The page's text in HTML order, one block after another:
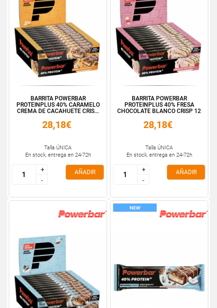
BARRITA POWERBAR
PROTEINPLUS 40% CARAMELO
CREMA DE CACAHUETE CRIS...
28,18€
Talla ÚNICA
En stock, entrega en 24-72h
+
-
+
-
AÑADIR
BARRITA POWERBAR
PROTEINPLUS 40% FRESA
CHOCOLATE BLANCO CRISP 12
28,18€
Talla ÚNICA
En stock, entrega en 24-72h
+
-
+
-
AÑADIR